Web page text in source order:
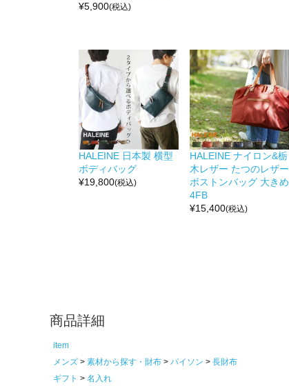
¥5,900(税込)
HALEINE 日本製 横型
ボディバッグ
¥19,800(税込)
HALEINE ナイロン&栃
木レザー たつのレザー
ボストンバッグ 大きめ
4FB
¥15,400(税込)
商品詳細
item
メンズ
素材から探す・財布 パイソン
長財布
ギフト
名入れ